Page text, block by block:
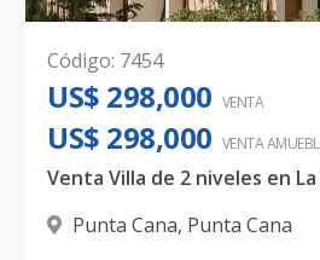
Código: 7454
US$ 298,000 VENTA
US$ 298,000 VENTA
Punta Cana, Punta Cana